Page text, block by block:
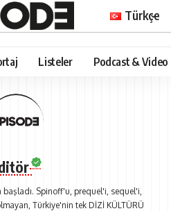
Türkçe
Listeler Podcast & Video
başladı. Spinoff'u, prequel'i, sequel'i,
Türkiye'nin tek DİZİ KÜLTÜRÜ